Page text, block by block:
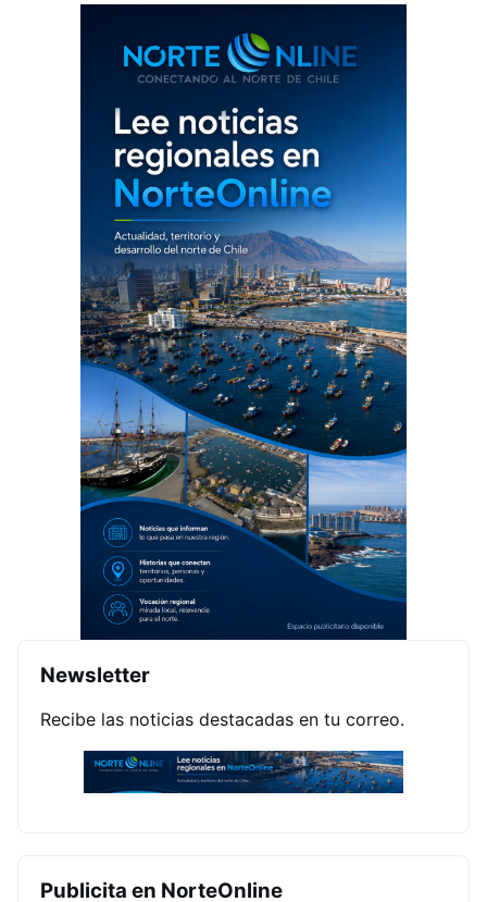
Newsletter
Recibe las noticias destacadas en tu correo.
Publicita en NorteOnline